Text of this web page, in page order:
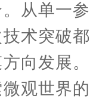
从单一
术突破
向发展
观世界